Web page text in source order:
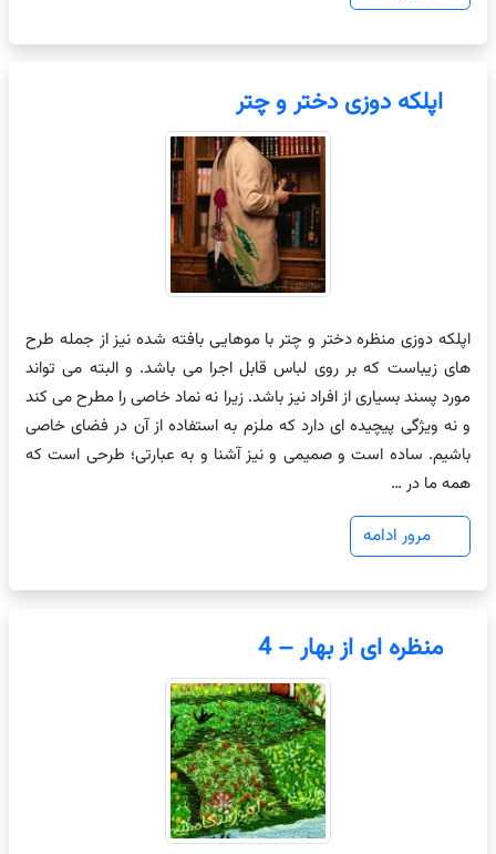
اپلکه دوزی دختر و چتر
اپلکه دوزی منظره دختر و چتر با موهایی بافته شده نیز از جمله طرح
های زیباست که بر روی لباس قابل اجرا می باشد. و البته می تواند
مورد پسند بسیاری از افراد نیز باشد. زیرا نه نماد خاصی را مطرح می کند
و نه ویژگی پیچیده ای دارد که ملزم به استفاده از آن در فضای خاصی
باشیم. ساده است و صمیمی و نیز آشنا و به عبارتی؛ طرحی است که
همه ما در …
مرور ادامه
منظره ای از بهار – 4